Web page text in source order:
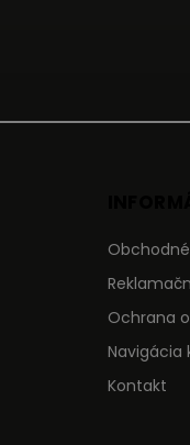
Ochrana
Navigácia
Kontakt